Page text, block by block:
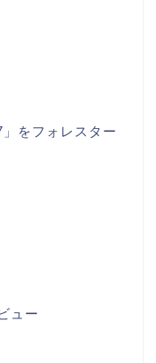
をフォレスター
ュー